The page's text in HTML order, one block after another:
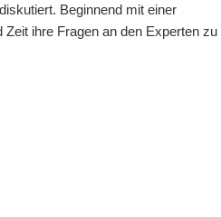
Beginnend mit einer
ihre Fragen an den Experten zu